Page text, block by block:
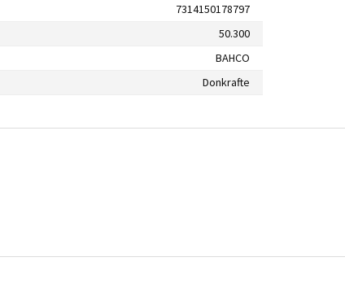
7314150178797
50.300
BAHCO
Donkrafte